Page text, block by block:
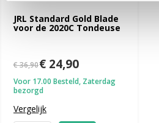
JRL Standard Gold Blade
voor de 2020C Tondeuse
€ 36,90€ 24,90
Voor 17.00 Besteld, Zaterdag
bezorgd
Vergelijk